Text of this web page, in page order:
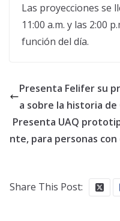
Las proyecciones se
11:00 a.m. y las 2:00
función del día.
Presenta Felifer su
a sobre la historia
Presenta UAQ
nte, para personas
Share This Post: